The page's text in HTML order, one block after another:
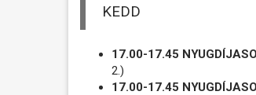
KEDD
17.00-17.45
2.)
17.00-17.45